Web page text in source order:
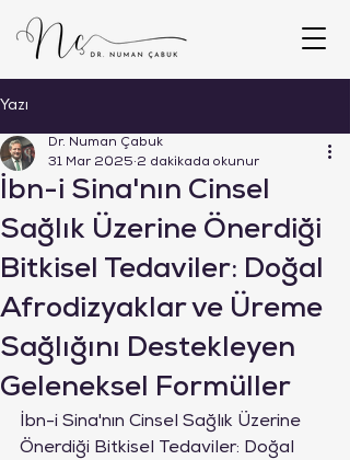
Yazı
İbn-i Sina'nın Cinsel
Sağlık Üzerine Önerdiği
Bitkisel Tedaviler: Doğal
Afrodizyaklar ve Üreme
Sağlığını Destekleyen
Geleneksel Formüller
Dr. Numan Çabuk
31 Mar 2025 2 dakikada okunur
İbn-i Sina'nın Cinsel Sağlık Üzerine
Önerdiği Bitkisel Tedaviler: Doğal